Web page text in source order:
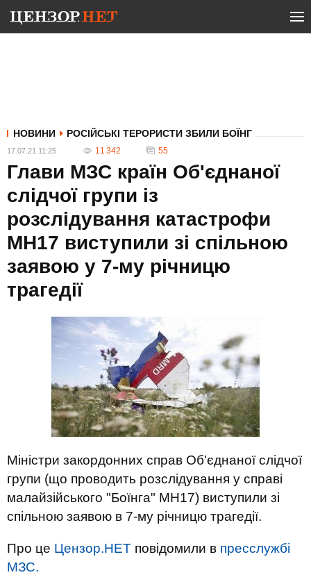
НОВИНИ РОСІЙСЬКІ ТЕРОРИСТИ ЗБИЛИ БОЇНГ
17.07.21 11:25 11 342 55
Глави МЗС країн Об'єднаної
слідчої групи із
розслідування катастрофи
МН17 виступили зі спільною
заявою у 7-му річницю
трагедії
Міністри закордонних справ Об'єднаної слідчої
групи (що проводить розслідування у справі
малайзійського "Боїнга" МН17) виступили зі
спільною заявою в 7-му річницю трагедії.
Про це Цензор.НЕТ повідомили в пресслужбі
МЗС.